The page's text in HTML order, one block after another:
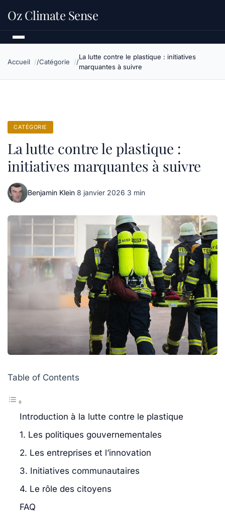
Oz Climate Sense
Accueil Catégorie
La lutte contre le plastique : initiatives
marquantes à suivre
CATÉGORIE
La lutte contre le plastique :
initiatives marquantes à suivre
Benjamin Klein·8 janvier 2026·3 min
Table of Contents
Introduction à la lutte contre le plastique
1. Les politiques gouvernementales
2. Les entreprises et l’innovation
3. Initiatives communautaires
4. Le rôle des citoyens
FAQ